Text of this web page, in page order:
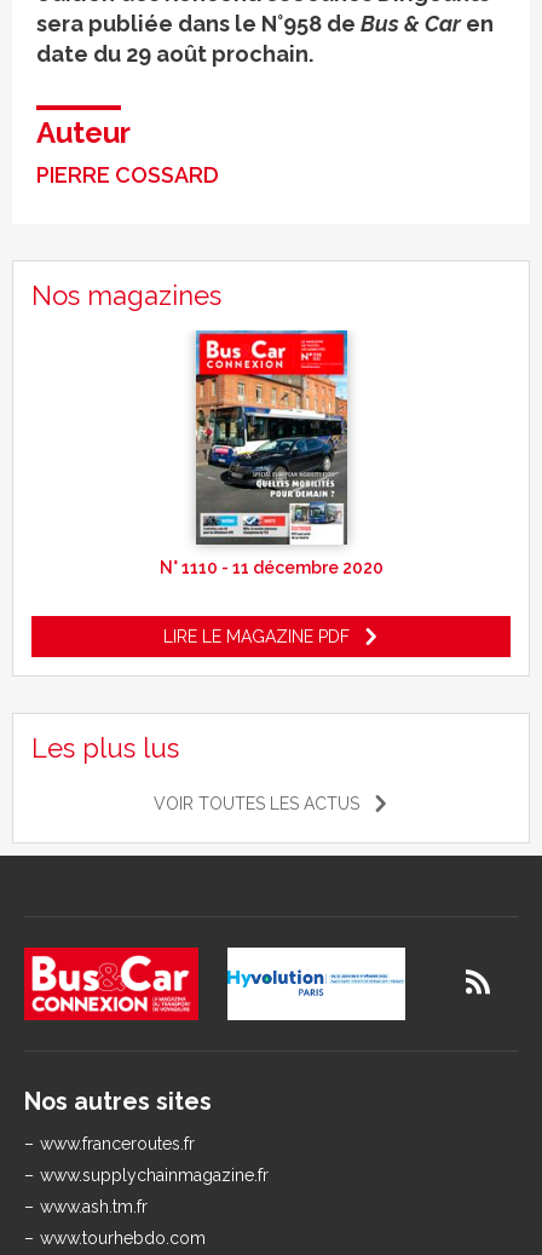
sera publiée dans le N°958 de Bus & Caren
date du 29 août prochain.
Auteur
PIERRE COSSARD
Nos magazines
N° 1110 - 11 décembre 2020
LIRE LE MAGAZINE PDF
Les plus lus
VOIR TOUTES LES ACTUS
Nos autres sites
www.franceroutes.fr
www.supplychainmagazine.fr
www.ash.tm.fr
www.tourhebdo.com